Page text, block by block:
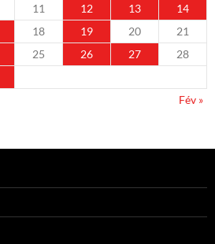
11 12 13
14
18 19 20
21
25 26 27
28
Fév »